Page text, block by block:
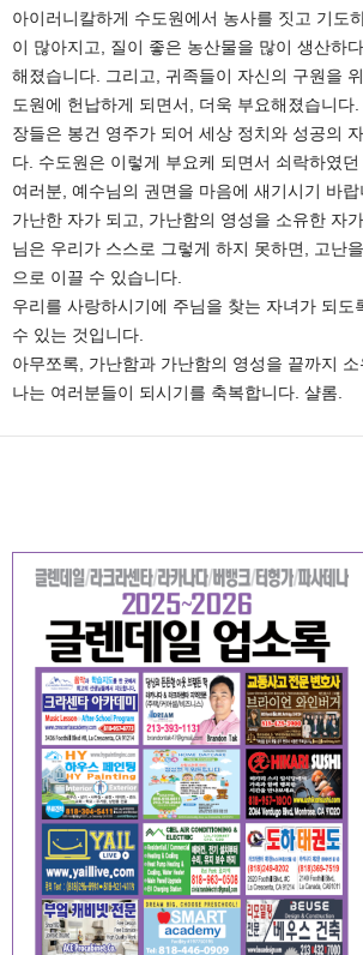
아이러니칼하게 수도원에서 농사를 짓고 기도
이 많아지고, 질이 좋은 농산물을 많이 생산하
해졌습니다. 그리고, 귀족들이 자신의 구원을
도원에 헌납하게 되면서, 더욱 부요해졌습니다
장들은 봉건 영주가 되어 세상 정치와 성공의
다. 수도원은 이렇게 부요케 되면서 쇠락하였던
여러분, 예수님의 권면을 마음에 새기시기 바랍
가난한 자가 되고, 가난함의 영성을 소유한 자
님은 우리가 스스로 그렇게 하지 못하면, 고난
으로 이끌 수 있습니다.
우리를 사랑하시기에 주님을 찾는 자녀가 되도
수 있는 것입니다.
아무쪼록, 가난함과 가난함의 영성을 끝까지
나는 여러분들이 되시기를 축복합니다. 샬롬.